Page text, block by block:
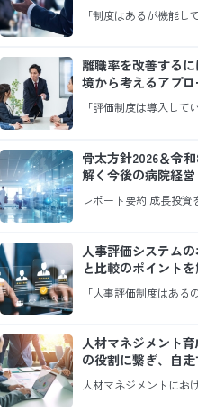
「制度はあるが機能し
離職率を改善する
境から考えるアプロ
「評価制度は導入して
骨太方針2026＆令
解く今後の病院経営
レポート要約 成長投資
人事評価システム
と比較のポイント
「人事評価制度はある
人材マネジメント
の役割に繋ぎ、自
人材マネジメントにお